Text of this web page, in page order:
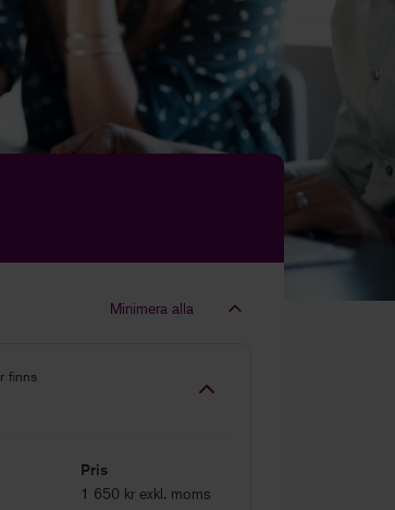
Minimera alla
finns
Pris
1 650 kr exkl. moms